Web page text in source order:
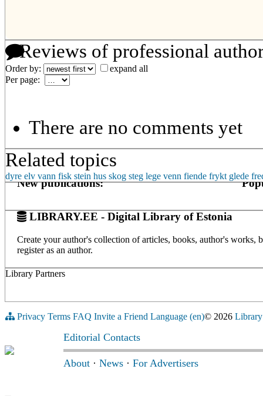
Reviews of professional
Order by:
expand all
Per page:
There are no comments yet
Related topics
dyre elv vann fisk stein hus skog steg lege venn fiende frykt glede
New publications:
LIBRARY.EE - Digital Library of Estonia
Create your author's collection of articles, books, author's
register as an author.
Library Partners
Privacy Terms FAQ Invite a Friend Language (en)© 2026
Editorial Contacts
About · News · For Advertisers